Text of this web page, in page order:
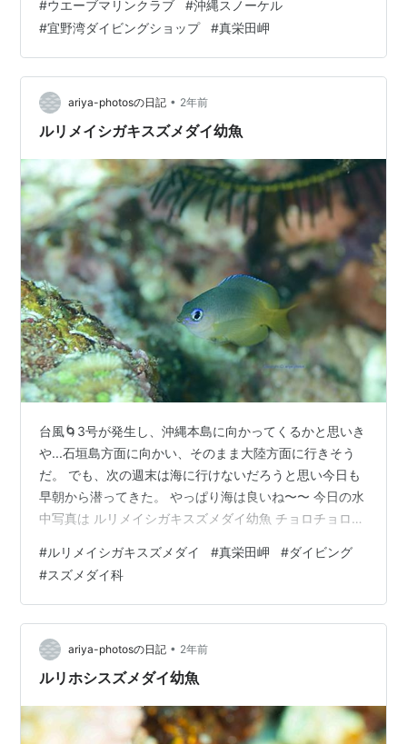
豊富なベテランインストラクターが、 はじめての方でも
丁寧な教え方で安心・安全な楽しいツアーを開催してい
ます。 log-真栄田岬, temp, air 34℃, sur 28℃, visibility
25m. Google レビュー4.9☆の沖縄ダイビングショップ
です。 Sign in …
#ウエーブマリンクラブ #沖縄スノーケル
#宜野湾ダイビングショップ #真栄田岬
ariya-photosの日記 • 2年前
ルリメイシガキスズメダイ幼魚
台風🌀3号が発生し、沖縄本島に向かってくるかと思いき
や...石垣島方面に向かい、そのまま大陸方面に行きそう
だ。 でも、次の週末は海に行けないだろうと思い今日も
早朝から潜ってきた。 やっぱり海は良いね〜〜 今日の水
中写真は ルリメイシガキスズメダイ幼魚 チョロチョロと
子は撮りやすかった。 チョロチョロするルートは規則性
があるから、撮りやすい場所があれば撮れる。 ルリメイ
シガキスズメダイ幼魚 2024.05.05 真栄田岬 こっち見て
る？？ ルリメイシガキスズメダイ幼魚 2024.05.05 真栄
田岬
#ルリメイシガキスズメダイ #真栄田岬 #ダイビング
#スズメダイ科
ariya-photosの日記 • 2年前
ルリホシスズメダイ幼魚